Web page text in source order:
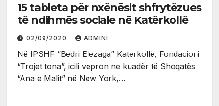
15 tableta për nxënësit shfrytëzues
të ndihmës sociale në Katërkollë
02/09/2020 ADMINI
Në IPSHF “Bedri Elezaga” Katerkollë, Fondacioni
“Trojet tona”, icili vepron ne kuadër të Shoqatës
“Ana e Malit” në New York,…